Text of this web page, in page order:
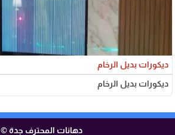
ديكورات بديل الرخام
ديكورات بديل الرخام
دهانات المحترف جدة ©